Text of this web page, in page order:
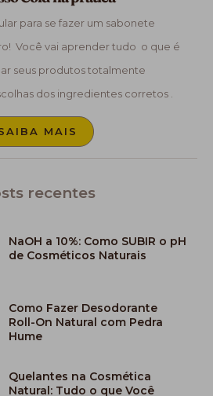
para se fazer um sabonete
Você vai aprender tudo o que é
seus produtos totalmente
dos ingredientes corretos .
MAIS
recentes
NaOH a 10%: Como SUBIR o pH
de Cosméticos Naturais
Como Fazer Desodorante
Roll-On Natural com Pedra
Hume
Quelantes na Cosmética
Natural: Tudo o que Você